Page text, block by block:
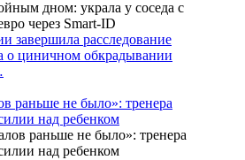
завершила расследование
о циничном обкрадывании
раньше не было»: тренера
над ребенком